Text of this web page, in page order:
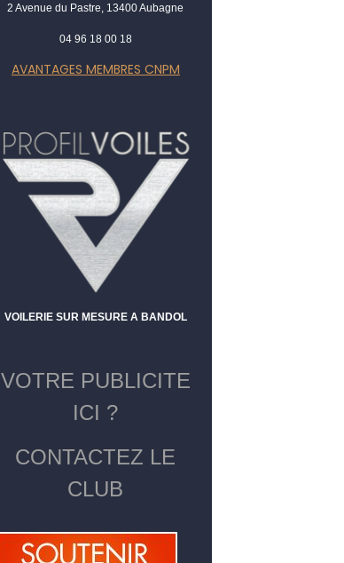
2 Avenue du Pastre, 13400 Aubagne
04 96 18 00 18
AVANTAGES MEMBRES CNPM
VOILERIE SUR MESURE A BANDOL
VOTRE PUBLICITE
ICI ?
CONTACTEZ LE
CLUB